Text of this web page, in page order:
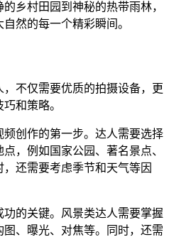
乡村田园到神秘的热带雨林，
然的每一个精彩瞬间。
不仅需要优质的拍摄设备，更
和策略。
频创作的第一步。达人需要选择
，例如国家公园、著名景点、
还需要考虑季节和天气等因
功的关键。风景类达人需要掌握
、曝光、对焦等。同时，还需